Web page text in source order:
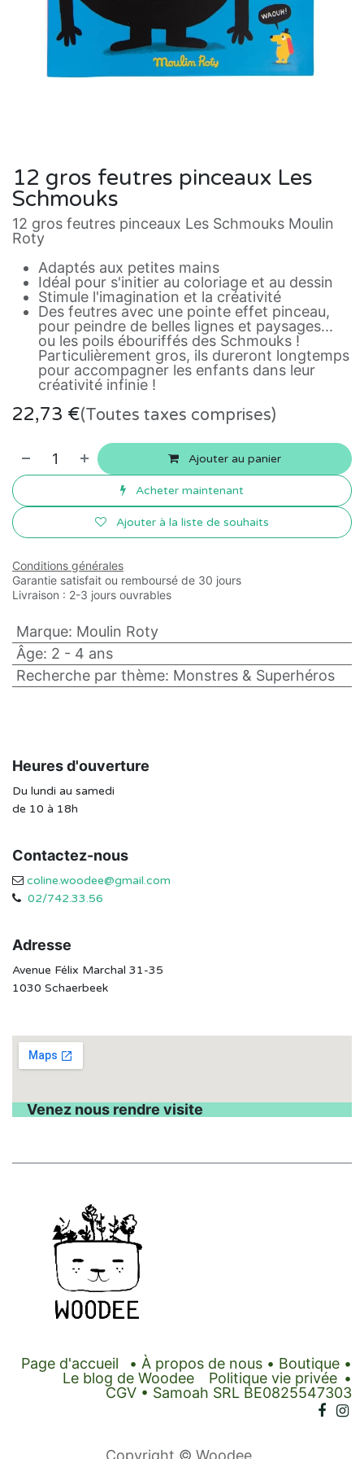
12 gros feutres pinceaux Les
Schmouks
12 gros feutres pinceaux Les Schmouks Moulin
Roty
Adaptés aux petites mains
Idéal pour s'initier au coloriage et au dessin
Stimule l'imagination et la créativité
Des feutres avec une pointe effet pinceau,
pour peindre de belles lignes et paysages...
ou les poils ébouriffés des Schmouks !
Particulièrement gros, ils dureront longtemps
pour accompagner les enfants dans leur
créativité infinie !
22,73 €(Toutes taxes comprises)
Ajouter au panier
Acheter maintenant
Ajouter à la liste de souhaits
Conditions générales
Garantie satisfait ou remboursé de 30 jours
Livraison : 2-3 jours ouvrables
Marque: Moulin Roty
Âge: 2 - 4 ans
Recherche par thème: Monstres & Superhéros
Heures d'ouverture
Du lundi au samedi
de 10 à 18h
Contactez-nous
coline.woodee@gmail.com
02/742.33.56
Adresse
Avenue Félix Marchal 31-35
1030 Schaerbeek
Venez nous rendre visite
Page d'accueil • À propos de nous • Boutique •
Le blog de Woodee
Politique vie privée •
CGV • Samoah SRL BE0825547303
Copyright © Woodee